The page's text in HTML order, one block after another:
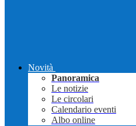
Novità
Panoramica
Le notizie
Le circolari
Calendario eventi
Albo online